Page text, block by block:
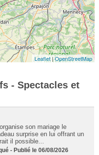
Leaflet|OpenStreetMap
- Spectacles et
son mariage le
surprise en lui offrant un
il possible...
- Publié le 06/08/2026